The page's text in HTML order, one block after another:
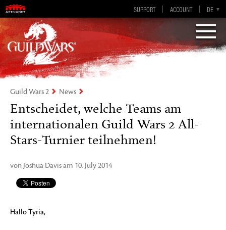
SUPPORT ACCOUNT DE
EN
ES
FR
EN-GB
„Visions of Eternity„
Guild Wars 2
Guild Wars 2 News
Entscheidet, welche Teams am
internationalen Guild Wars 2 All-
Stars-Turnier teilnehmen!
von Joshua Davis am 10. July 2014
Hallo Tyria,